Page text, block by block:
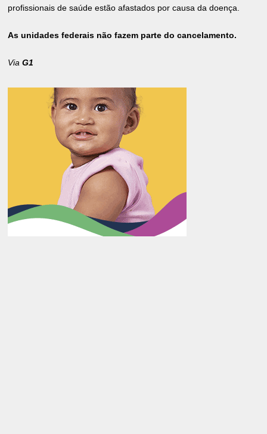
profissionais de saúde estão afastados por causa da doença.
As unidades federais não fazem parte do cancelamento.
ViaG1